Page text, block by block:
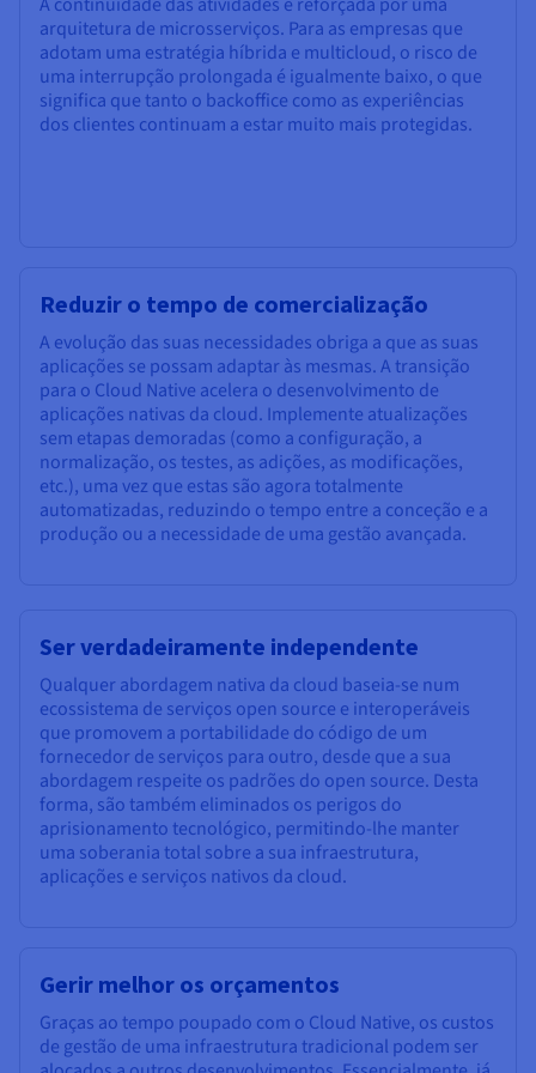
arquitetura de microsserviços. Para as empresas que
adotam uma estratégia híbrida e multicloud, o risco de
uma interrupção prolongada é igualmente baixo, o que
significa que tanto o backoffice como as experiências
dos clientes continuam a estar muito mais protegidas.
Reduzir o tempo de comercialização
A evolução das suas necessidades obriga a que as suas
aplicações se possam adaptar às mesmas. A transição
para o Cloud Native acelera o desenvolvimento de
aplicações nativas da cloud. Implemente atualizações
sem etapas demoradas (como a configuração, a
normalização, os testes, as adições, as modificações,
etc.), uma vez que estas são agora totalmente
automatizadas, reduzindo o tempo entre a conceção e a
produção ou a necessidade de uma gestão avançada.
Ser verdadeiramente independente
Qualquer abordagem nativa da cloud baseia-se num
ecossistema de serviços open source e interoperáveis
que promovem a portabilidade do código de um
fornecedor de serviços para outro, desde que a sua
abordagem respeite os padrões do open source. Desta
forma, são também eliminados os perigos do
aprisionamento tecnológico, permitindo-lhe manter
uma soberania total sobre a sua infraestrutura,
aplicações e serviços nativos da cloud.
Gerir melhor os orçamentos
Graças ao tempo poupado com o Cloud Native, os custos
de gestão de uma infraestrutura tradicional podem ser